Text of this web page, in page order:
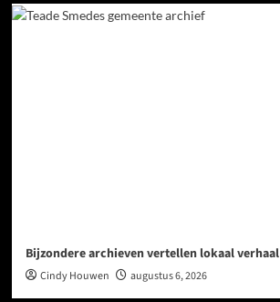
Bijzondere archieven vertellen lokaal verhaal
Cindy Houwen augustus 6, 2026